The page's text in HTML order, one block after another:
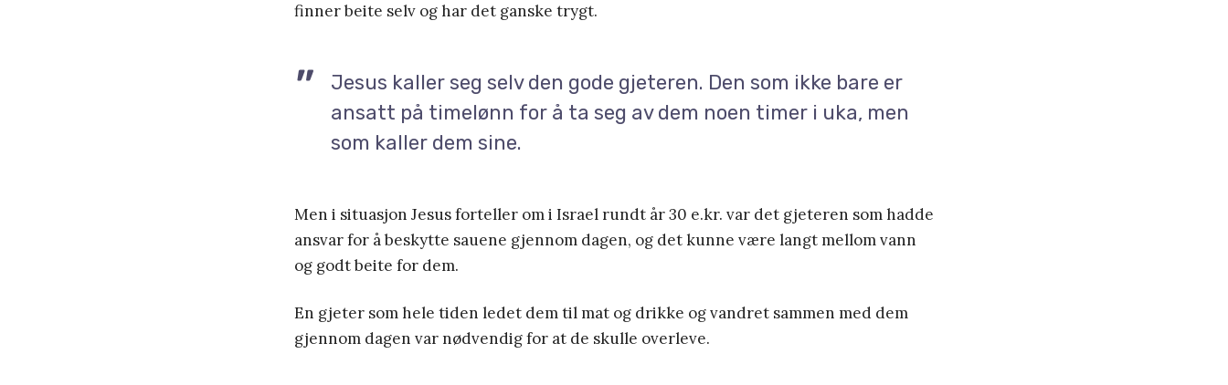
finner beite selv og har det ganske trygt.
Jesus kaller seg selv den gode gjeteren. Den som ikke bare er
ansatt på timelønn for å ta seg av dem noen timer i uka, men
som kaller dem sine.
Men i situasjon Jesus forteller om i Israel rundt år 30 e.kr. var det gjeteren som hadde
ansvar for å beskytte sauene gjennom dagen, og det kunne være langt mellom vann
og godt beite for dem.
En gjeter som hele tiden ledet dem til mat og drikke og vandret sammen med dem
gjennom dagen var nødvendig for at de skulle overleve.